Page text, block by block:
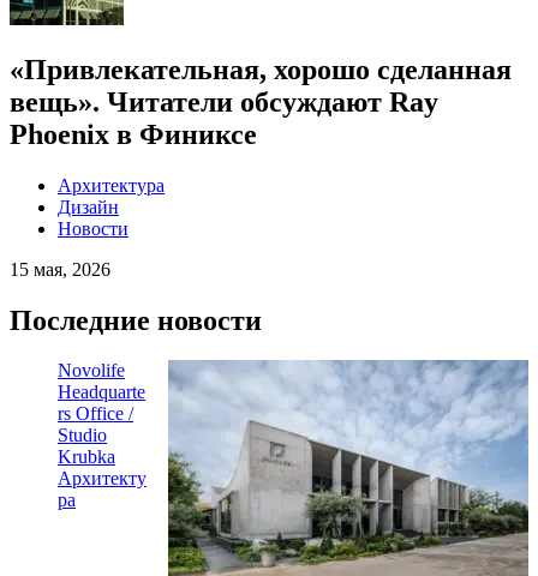
«Привлекательная, хорошо сделанная
вещь». Читатели обсуждают Ray
Phoenix в Финиксе
Архитектура
Дизайн
Новости
15 мая, 2026
Последние новости
Novolife
Headquarte
rs Office /
Studio
Krubka
Архитекту
ра